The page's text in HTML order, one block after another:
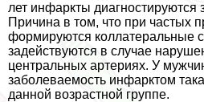
лет инфаркты диагностируются
Причина в том, что при частых
формируются коллатеральные
задействуются в случае
центральных артериях. У
заболеваемость инфарктом
данной возрастной группе.